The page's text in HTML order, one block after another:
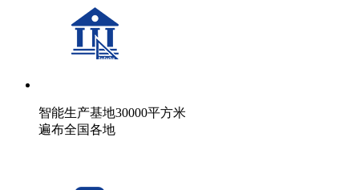
智能生产基地30000平方米
遍布全国各地